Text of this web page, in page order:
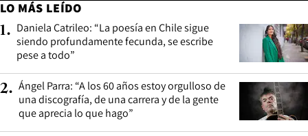
LO MÁS LEÍDO
1. Daniela Catrileo: “La poesía en Chile sigue
siendo profundamente fecunda, se escribe
pese a todo”
2. Ángel Parra: “A los 60 años estoy orgulloso de
una discografía, de una carrera y de la gente
que aprecia lo que hago”